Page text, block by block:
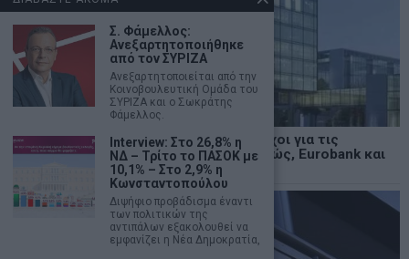
Goldman Sachs: Νέοι υψηλότεροι στόχοι για τις
ελληνικές τράπεζες – “buy” για Πειραιώς, Eurobank και
Σ. Φάμελλος:
Ανεξαρτητοποιήθηκε
από τον ΣΥΡΙΖΑ
Ανεξαρτητοποιείται από την
Κοινοβουλευτική Ομάδα του
ΣΥΡΙΖΑ και ο Σωκράτης
Φάμελλος.
Interview: Στο 26,8% η
ΝΔ – Τρίτο το ΠΑΣΟΚ με
10,1% – Στο 2,9% η
Κωνσταντοπούλου
Διψήφιο προβάδισμα έναντι
των πολιτικών της
αντιπάλων εξακολουθεί να
εμφανίζει η Νέα Δημοκρατία,